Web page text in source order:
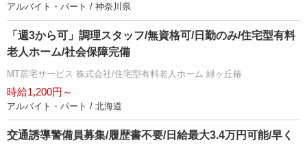
アルバイト・パート / 神奈川県
「週3から可」調理スタッフ/無資格可/日勤のみ/住宅型有料
老人ホーム/社会保障完備
MT居宅サービス 株式会社/住宅型有料老人ホーム 緑ヶ丘椿
時給1,200円～
アルバイト・パート / 北海道
交通誘導警備員募集/履歴書不要/日給最大3.4万円可能/早く